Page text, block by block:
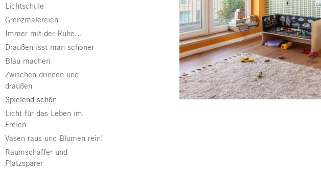
Lichtschule
Grenzmalereien
Immer mit der Ruhe...
Draußen isst man schöner
Blau machen
Zwischen drinnen und
draußen
Spielend schön
Licht für das Leben im
Freien
Vasen raus und Blumen rein!
Raumschaffer und
Platzsparer